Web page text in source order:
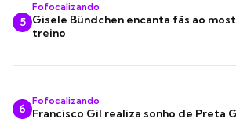
5
Fofocalizando
Gisele Bündchen encanta fãs ao
treino
6
Fofocalizando
Francisco Gil realiza sonho de Preta